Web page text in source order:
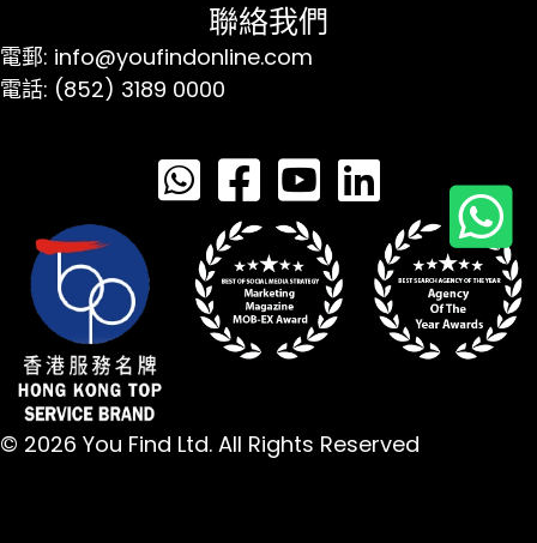
聯絡我們
電郵: info@youfindonline.com
電話: (852) 3189 0000
© 2026 You Find Ltd. All Rights Reserved